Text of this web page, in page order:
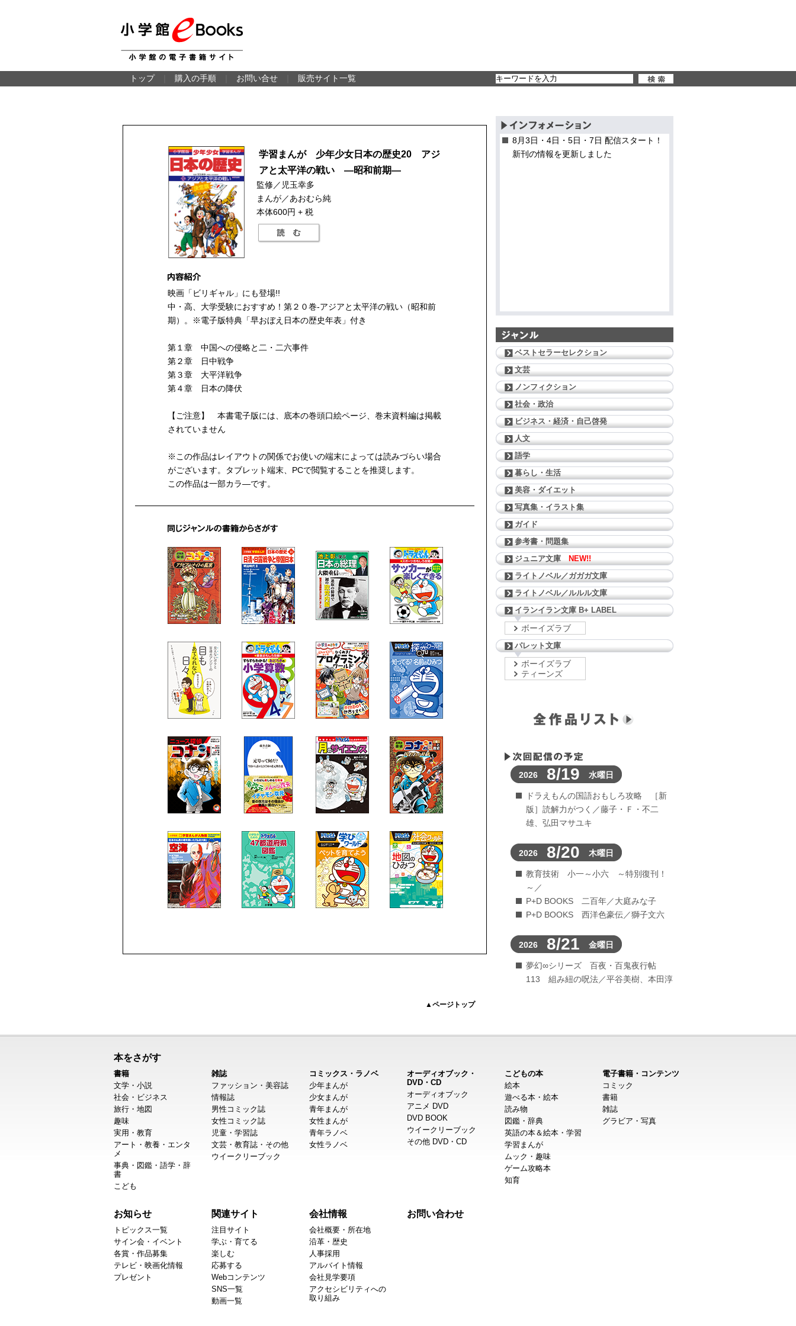
トップ 購入の手順 お問い合せ 販売サイト一覧
学習まんが 少年少女日本の歴史20 アジ
アと太平洋の戦い —昭和前期—
監修／児玉幸多
まんが／あおむら純
本体600円 + 税
映画「ビリギャル」にも登場!!
中・高、大学受験におすすめ！第２０巻-アジアと太平洋の戦い（昭和前
期）。※電子版特典「早おぼえ日本の歴史年表」付き
第１章 中国への侵略と二・二六事件
第２章 日中戦争
第３章 大平洋戦争
第４章 日本の降伏
【ご注意】 本書電子版には、底本の巻頭口絵ページ、巻末資料編は掲載
されていません
※この作品はレイアウトの関係でお使いの端末によっては読みづらい場合
がございます。タブレット端末、PCで閲覧することを推奨します。
この作品は一部カラ—です。
▲ページトップ
8月3日・4日・5日・7日 配信スタート！
新刊の情報を更新しました
ベストセラーセレクション
文芸
ノンフィクション
社会・政治
ビジネス・経済・自己啓発
人文
語学
暮らし・生活
美容・ダイエット
写真集・イラスト集
ガイド
参考書・問題集
ジュニア文庫
NEW!!
ライトノベル／ガガガ文庫
ライトノベル／ルルル文庫
イランイラン文庫 B+ LABEL
ボーイズラブ
パレット文庫
ボーイズラブ
ティーンズ
2026 8/19 水曜日
ドラえもんの国語おもしろ攻略 ［新
版］読解力がつく／藤子・Ｆ・不二
雄、弘田マサユキ
2026 8/20 木曜日
教育技術 小一～小六 ～特別復刊！
～／
P+D BOOKS 二百年／大庭みな子
P+D BOOKS 西洋色豪伝／獅子文六
2026 8/21 金曜日
夢幻∞シリーズ 百夜・百鬼夜行帖
113 組み紐の呪法／平谷美樹、本田淳
本をさがす
書籍
文学・小説
社会・ビジネス
旅行・地図
趣味
実用・教育
アート・教養・エンタ
メ
事典・図鑑・語学・辞
書
こども
雑誌
ファッション・美容誌
情報誌
男性コミック誌
女性コミック誌
児童・学習誌
文芸・教育誌・その他
ウイークリーブック
コミックス・ラノベ
少年まんが
少女まんが
青年まんが
女性まんが
青年ラノベ
女性ラノベ
オーディオブック・
DVD・CD
オーディオブック
アニメ DVD
DVD BOOK
ウイークリーブック
その他 DVD・CD
こどもの本
絵本
遊べる本・絵本
読み物
図鑑・辞典
英語の本＆絵本・学習
学習まんが
ムック・趣味
ゲーム攻略本
知育
電子書籍・コンテンツ
コミック
書籍
雑誌
グラビア・写真
お知らせ
トピックス一覧
サイン会・イベント
各賞・作品募集
テレビ・映画化情報
プレゼント
関連サイト
注目サイト
学ぶ・育てる
楽しむ
応募する
Webコンテンツ
SNS一覧
動画一覧
会社情報
会社概要・所在地
沿革・歴史
人事採用
アルバイト情報
会社見学要項
アクセシビリティへの
取り組み
お問い合わせ